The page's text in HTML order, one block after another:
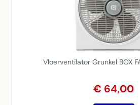
Vloerventilator Grunkel BOX
€ 64,00